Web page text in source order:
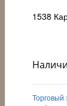
1538
Торговый